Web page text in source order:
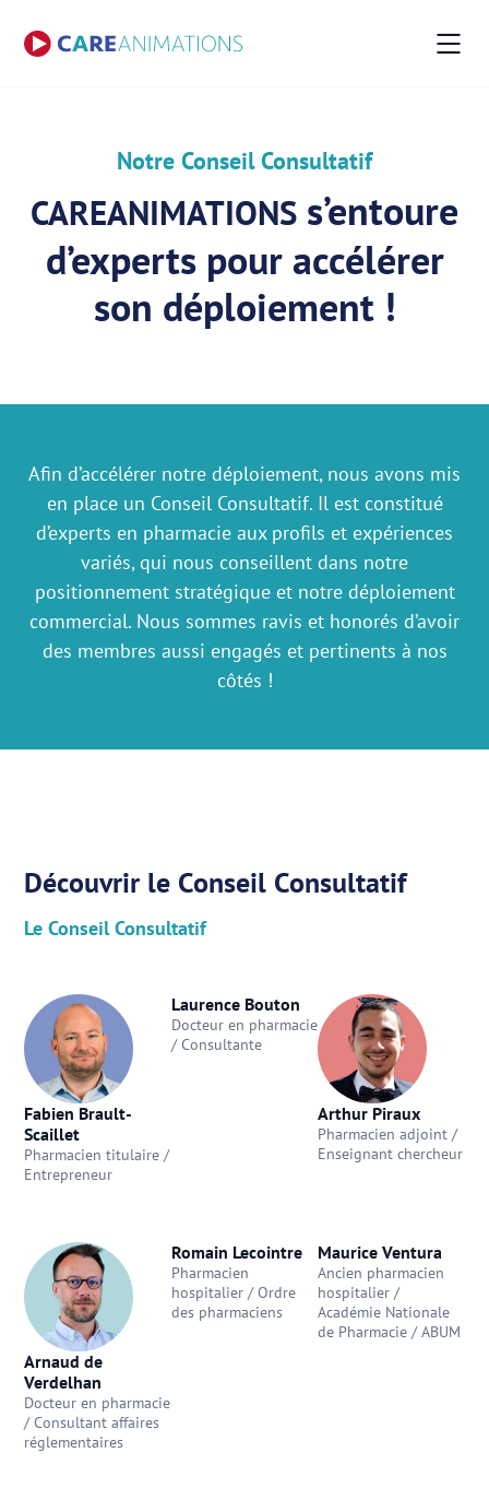
Notre Conseil Consultatif
CAREANIMATIONS s’entoure
d’experts pour accélérer
son déploiement !
Afin d’accélérer notre déploiement, nous avons mis
en place un Conseil Consultatif. Il est constitué
d’experts en pharmacie aux profils et expériences
variés, qui nous conseillent dans notre
positionnement stratégique et notre déploiement
commercial. Nous sommes ravis et honorés d’avoir
des membres aussi engagés et pertinents à nos
côtés !
Découvrir le Conseil Consultatif
Le Conseil Consultatif
Fabien Brault-
Scaillet
Pharmacien titulaire /
Entrepreneur
Laurence Bouton
Docteur en pharmacie
/ Consultante
Arthur Piraux
Pharmacien adjoint /
Enseignant chercheur
Arnaud de
Verdelhan
Docteur en pharmacie
/ Consultant affaires
réglementaires
Romain Lecointre
Pharmacien
hospitalier / Ordre
des pharmaciens
Maurice Ventura
Ancien pharmacien
hospitalier /
Académie Nationale
de Pharmacie / ABUM